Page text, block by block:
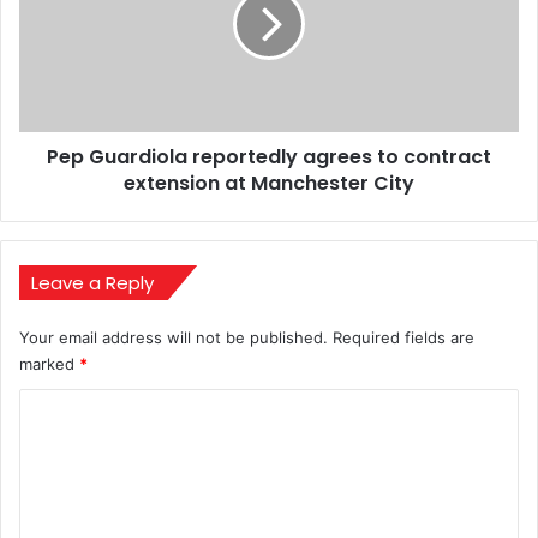
Manchester
Pep Guardiola reportedly agrees to contract
extension at Manchester City
Leave a Reply
Your email address will not be published. Required fields are
marked *